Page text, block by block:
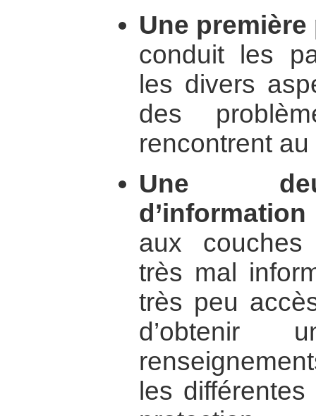
Une première
conduit les
les divers
des
rencontrent
Une
aux couches
très mal
très peu
d’obtenir
les